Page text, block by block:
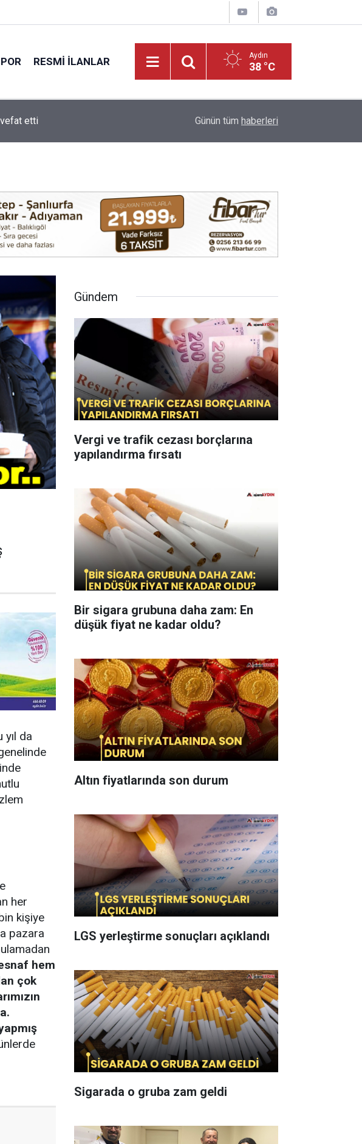
RESMI İLANLAR Aydın
38 °C
Aydın'da canına kıymak istedi: kemerin kopması
Günün tüm haberleri
da
her
kişiye
pazara
hem
çok
Gündem
Vergi ve trafik cezası borçlarına
yapılandırma fırsatı
Bir sigara grubuna daha zam: En
düşük fiyat ne kadar oldu?
Altın fiyatlarında son durum
LGS yerleştirme sonuçları açıklandı
Sigarada o gruba zam geldi